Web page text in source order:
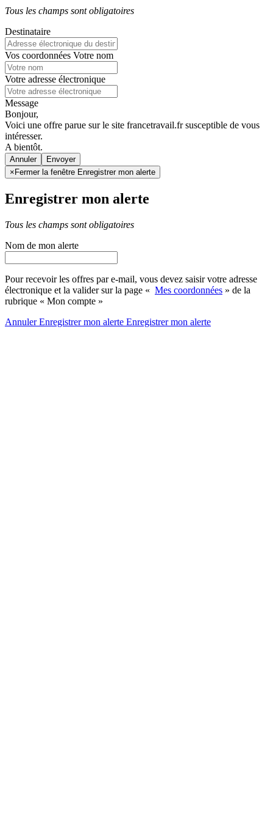
Tous les champs sont obligatoires
Destinataire
Vos coordonnées Votre nom
Votre adresse électronique
Message
Bonjour,
Voici une offre parue sur le site francetravail.fr susceptible de vous
intéresser.
A bientôt.
Annuler
× Fermer la fenêtre Enregistrer mon alerte
Enregistrer mon alerte
Tous les champs sont obligatoires
Nom de mon alerte
Pour recevoir les offres par e-mail, vous devez saisir votre adresse
électronique et la valider sur la page « Mes coordonnées » de la
rubrique « Mon compte »
AnnulerEnregistrer mon alerte Enregistrermon alerte